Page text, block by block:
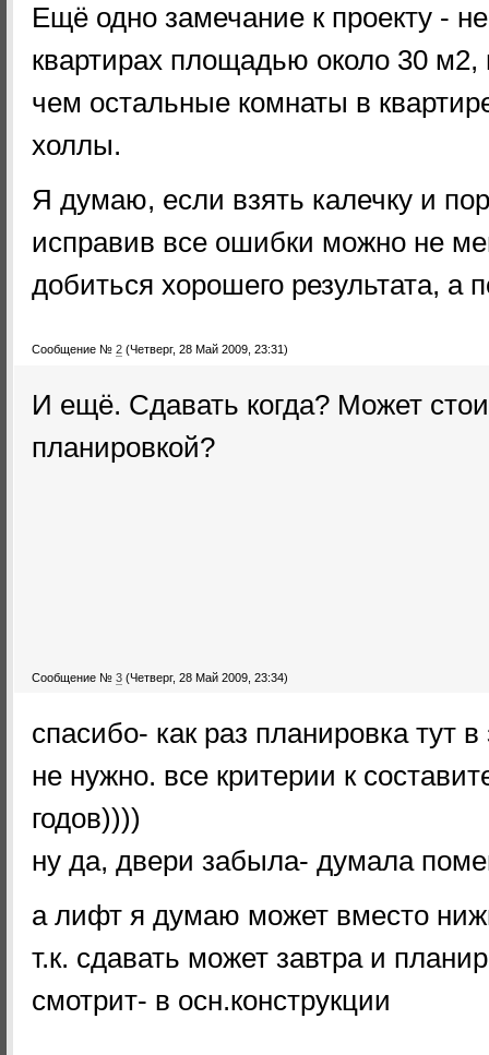
Ещё одно замечание к проекту -
квартирах площадью около 30
чем остальные комнаты в
холлы.
Я думаю, если взять калечку и
исправив все ошибки можно не
добиться хорошего результата, а
Сообщение № 2 (Четверг, 28 Май 2009, 23:31)
И ещё. Сдавать когда? Может
планировкой?
Сообщение № 3 (Четверг, 28 Май 2009, 23:34)
спасибо- как раз планировка тут
не нужно. все критерии к
годов))))
ну да, двери забыла- думала
а лифт я думаю может вместо
т.к. сдавать может завтра и
смотрит- в осн.конструкции